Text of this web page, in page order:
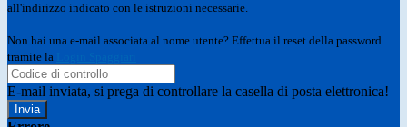
all'indirizzo indicato con le istruzioni necessarie.
Non hai una e-mail associata al nome utente? Effettua il reset della password
tramite la
E-mail inviata, si prega di controllare la casella di posta elettronica!